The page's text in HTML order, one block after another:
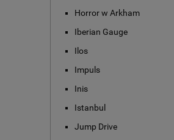
Horror w Arkham
Iberian Gauge
Ilos
Impuls
Inis
Istanbul
Jump Drive